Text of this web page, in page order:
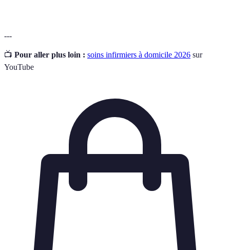
---
📺 Pour aller plus loin : soins infirmiers à domicile 2026 sur
YouTube